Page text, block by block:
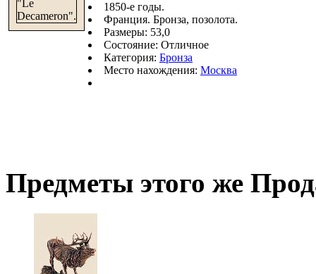
1850-е годы.
Франция. Бронза, позолота.
Размеры: 53,0
Состояние: Отличное
Категория: Бронза
Место нахождения: Москва
Предметы этого же